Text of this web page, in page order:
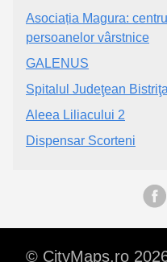
Asociația Magura:
persoanelor vârstnice
GALENUS
Spitalul Judeţean
Aleea Liliacului 2
Dispensar Scorteni
© CityMaps.ro